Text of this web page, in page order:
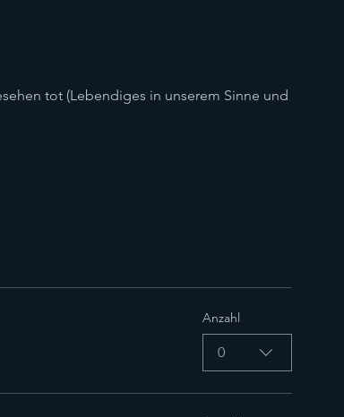
tot (Lebendiges in unserem Sinne und
Anzahl
0